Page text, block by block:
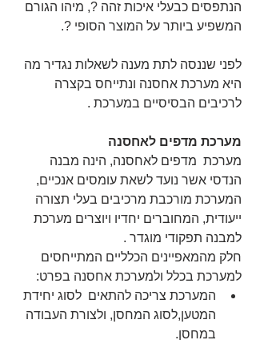
הנתפסים כבעלי איכות זהה ?, מיהו הגורם
המשפיע ביותר על המוצר הסופי ?.
לפני שננסה לתת מענה לשאלות נגדיר מה
היא מערכת אחסנה ונתייחס בקצרה
לרכיבים הבסיסיים במערכת .
מערכת מדפים לאחסנה
מערכת  מדפים לאחסנה, הינה מבנה
הנדסי אשר נועד לשאת עומסים אנכיים,
המערכת מורכבת מרכיבים בעלי תצורה
ייעודית, המחוברים יחדיו ויוצרים מערכת
למבנה תפקודי מוגדר .
חלק מהמאפיינים הכלליים המתייחסים
למערכת בכלל ולמערכת אחסנה בפרט:
המערכת צריכה להתאים  לסוג יחידת
המטען,לסוג המחסן, ולצורת העבודה
במחסן.